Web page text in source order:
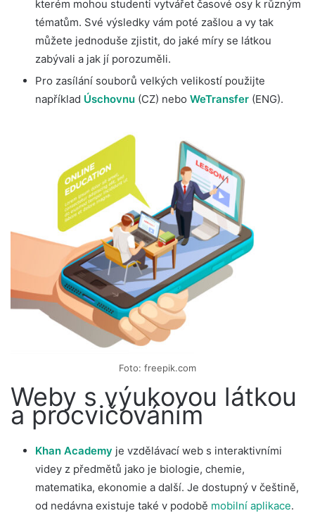
kterém mohou studenti vytvářet časové osy k různým
tématům. Své výsledky vám poté zašlou a vy tak
můžete jednoduše zjistit, do jaké míry se látkou
zabývali a jak jí porozuměli.
Pro zasílání souborů velkých velikostí použijte
například Úschovnu (CZ) nebo WeTransfer (ENG).
Foto: freepik.com
Weby s výukovou látkou
a procvičováním
Khan Academy je vzdělávací web s interaktivními
videy z předmětů jako je biologie, chemie,
matematika, ekonomie a další. Je dostupný v češtině,
od nedávna existuje také v podobě mobilní aplikace.